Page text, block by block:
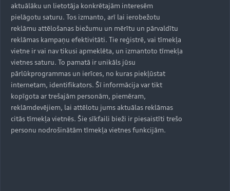
aktuālāku un lietotāja konkrētajām interesēm
pielāgotu saturu. Tos izmanto, arī lai ierobežotu
reklāmu attēlošanas biežumu un mērītu un pārvaldītu
reklāmas kampaņu efektivitāti. Tie reģistrē, vai tīmekļa
vietne ir vai nav tikusi apmeklēta, un izmantoto tīmekļa
vietnes saturu. To pamatā ir unikāls jūsu
pārlūkprogrammas un ierīces, no kuras piekļūstat
internetam, identifikators. Šī informācija var tikt
kopīgota ar trešajām personām, piemēram,
reklāmdevējiem, lai attēlotu jums aktuālas reklāmas
citās tīmekļa vietnēs. Šie sīkfaili bieži ir piesaistīti trešo
personu nodrošinātām tīmekļa vietnes funkcijām.